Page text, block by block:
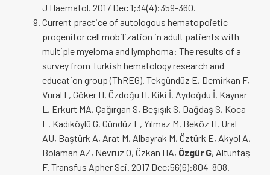
J Haematol. 2017 Dec 1;34(4):359-360.
Current practice of autologous hematopoietic
progenitor cell mobilization in adult patients with
multiple myeloma and lymphoma: The results of a
survey from Turkish hematology research and
education group (ThREG). Tekgündüz E, Demirkan F,
Vural F, Göker H, Özdoğu H, Kiki İ, Aydoğdu İ, Kaynar
L, Erkurt MA, Çağırgan S, Beşışık S, Dağdaş S, Koca
E, Kadıköylü G, Gündüz E, Yılmaz M, Beköz H, Ural
AU, Baştürk A, Arat M, Albayrak M, Öztürk E, Akyol A,
Bolaman AZ, Nevruz O, Özkan HA, Özgür G, Altuntaş
F. Transfus Apher Sci. 2017 Dec;56(6):804-808.